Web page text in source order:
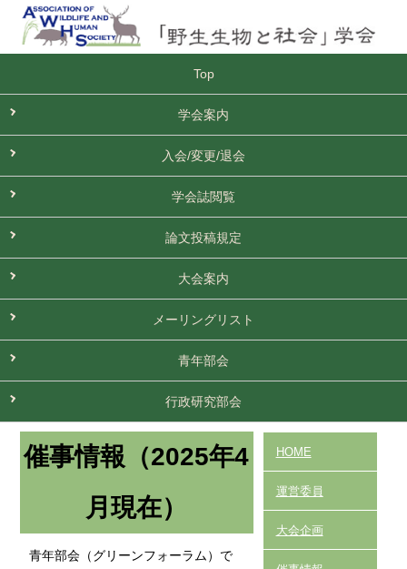
Top
学会案内
入会/変更/退会
学会誌閲覧
論文投稿規定
大会案内
メーリングリスト
青年部会
行政研究部会
催事情報（2025年4
月現在）
青年部会（グリーンフォーラム）で
HOME
運営委員
大会企画